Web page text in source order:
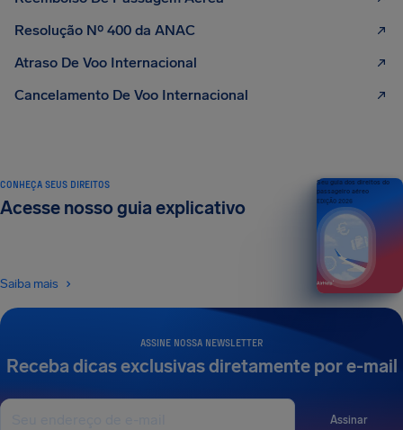
Resolução Nº 400 da ANAC
Atraso De Voo Internacional
Cancelamento De Voo Internacional
ASSINE NOSSA NEWSLETTER
Receba dicas exclusivas diretamente por e-mail
Assinar
CONHEÇA SEUS DIREITOS
Acesse nosso guia explicativo
Saiba mais
Seu guia dos direitos do
passageiro aéreo
EDIÇÃO 2026